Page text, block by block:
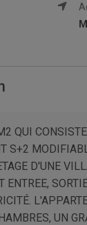
QUI
S+2
D'UNE
ENTREE,
UN